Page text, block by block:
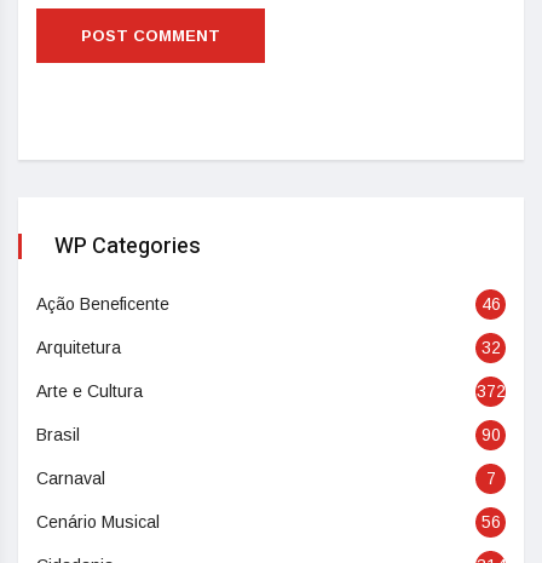
WP Categories
Ação Beneficente 46
Arquitetura 32
Arte e Cultura 372
Brasil 90
Carnaval 7
Cenário Musical 56